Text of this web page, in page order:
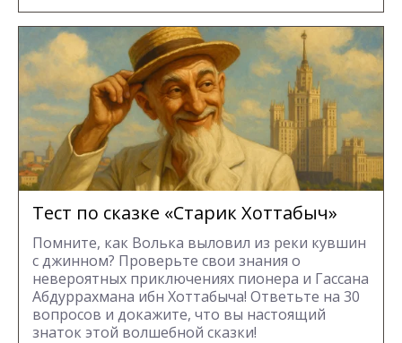
Тест по сказке «Старик Хоттабыч»
Помните, как Волька выловил из реки кувшин
с джинном? Проверьте свои знания о
невероятных приключениях пионера и Гассана
Абдуррахмана ибн Хоттабыча! Ответьте на 30
вопросов и докажите, что вы настоящий
знаток этой волшебной сказки!